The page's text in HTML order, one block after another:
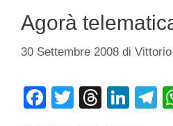
Agorà
30 Settembre 2008 di
F
T
T
Li
T